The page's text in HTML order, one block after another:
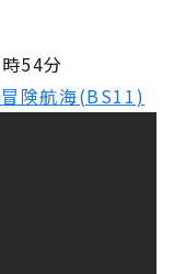
54分
冒険航海(BS11)